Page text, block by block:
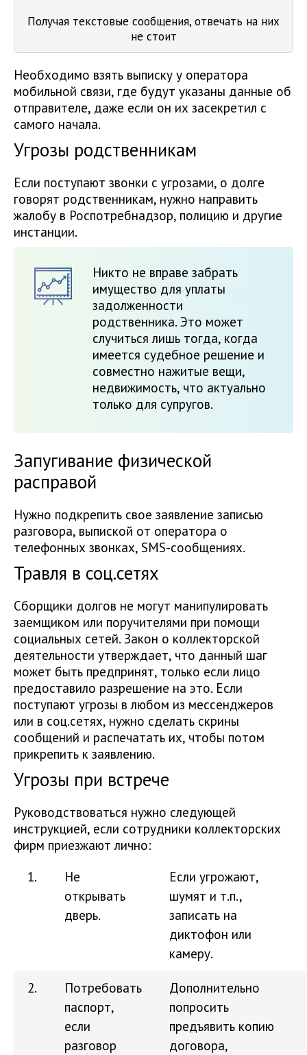
Получая текстовые сообщения, отвечать на них
не стоит
Необходимо взять выписку у оператора
мобильной связи, где будут указаны данные об
отправителе, даже если он их засекретил с
самого начала.
Угрозы родственникам
Если поступают звонки с угрозами, о долге
говорят родственникам, нужно направить
жалобу в Роспотребнадзор, полицию и другие
инстанции.
Никто не вправе забрать
имущество для уплаты
задолженности
родственника. Это может
случиться лишь тогда, когда
имеется судебное решение и
совместно нажитые вещи,
недвижимость, что актуально
только для супругов.
Запугивание физической
расправой
Нужно подкрепить свое заявление записью
разговора, выпиской от оператора о
телефонных звонках, SMS-сообщениях.
Травля в соц.сетях
Сборщики долгов не могут манипулировать
заемщиком или поручителями при помощи
социальных сетей. Закон о коллекторской
деятельности утверждает, что данный шаг
может быть предпринят, только если лицо
предоставило разрешение на это. Если
поступают угрозы в любом из мессенджеров
или в соц.сетях, нужно сделать скрины
сообщений и распечатать их, чтобы потом
прикрепить к заявлению.
Угрозы при встрече
Руководствоваться нужно следующей
инструкцией, если сотрудники коллекторских
фирм приезжают лично:
1.
Не
открывать
дверь.
Если угрожают,
шумят и т.п.,
записать на
диктофон или
камеру.
2.
Потребовать
паспорт,
если
разговор
Дополнительно
попросить
предъявить копию
договора,